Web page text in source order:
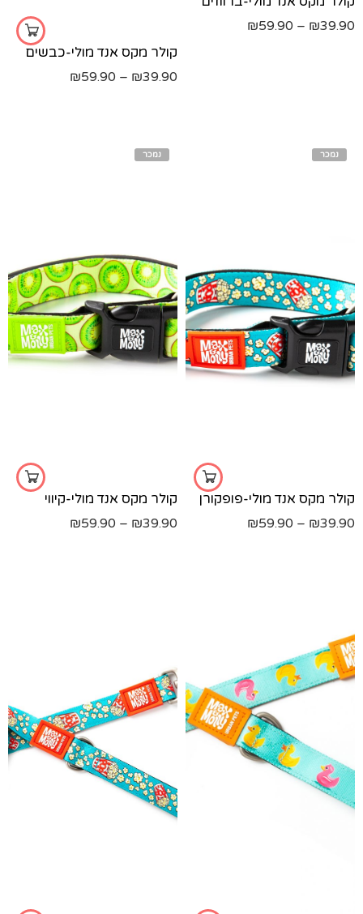
₪39.90
–
₪59.90
קולר מקס אנד מולי-כבשים
₪39.90
–
₪59.90
נמכר
קולר מקס אנד מולי-פופקורן
₪39.90
–
₪59.90
נמכר
קולר מקס אנד מולי-קיווי
₪39.90
–
₪59.90